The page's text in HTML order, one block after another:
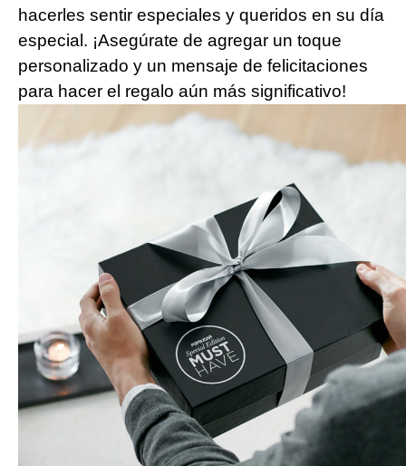
hacerles sentir especiales y queridos en su día
especial. ¡Asegúrate de agregar un toque
personalizado y un mensaje de felicitaciones
para hacer el regalo aún más significativo!